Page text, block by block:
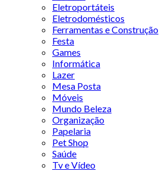
Eletroportáteis
Eletrodomésticos
Ferramentas e Construção
Festa
Games
Informática
Lazer
Mesa Posta
Móveis
Mundo Beleza
Organização
Papelaria
Pet Shop
Saúde
Tv e Vídeo